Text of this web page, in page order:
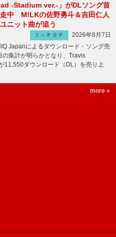
-Stadium ver.-」がDLソング首
中 M!LKの佐野勇斗＆吉田仁人
ニット曲が追う
Ｊ－ＰＯＰ
2026年8月7日
Japanによるダウンロード・ソング売
集計が明らかとなり、Travis
11,550ダウンロード（DL）を売り上
more »